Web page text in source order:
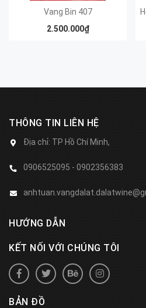
Vang Bin 407
2.500.000₫
THÔNG TIN LIÊN HỆ
Địa chỉ: TP Hồ Chí Minh,
0906525095 - 0902356383
HƯỚNG DẪN
KẾT NỐI VỚI CHÚNG TÔI
BẢN ĐỒ